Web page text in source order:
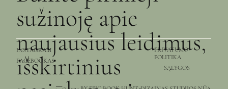
PRIVATUMO
POLITIKA
SĄLYGOS
INSTAGRAM
FACEBOOKAS
sužinoję apie
naujausius leidimus,
išskirtinius